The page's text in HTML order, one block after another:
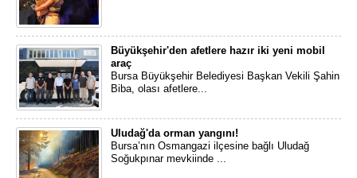
Büyükşehir'den afetlere hazır iki yeni mobil
araç
Bursa Büyükşehir Belediyesi Başkan Vekili Şahin
Biba, olası afetlere...
Uludağ'da orman yangını!
Bursa’nın Osmangazi ilçesine bağlı Uludağ
Soğukpınar mevkiinde ...